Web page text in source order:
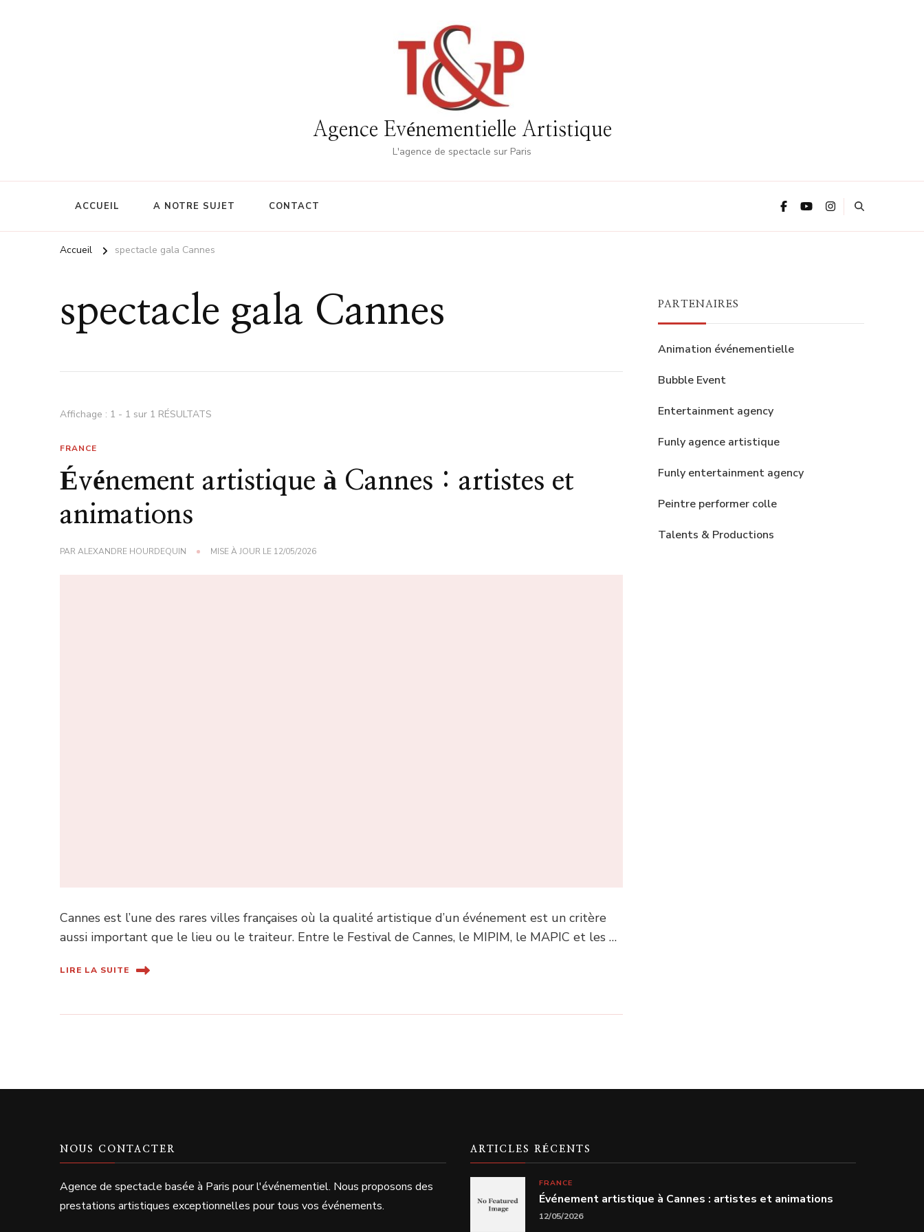
Agence Evénementielle Artistique
L'agence de spectacle sur Paris
ACCUEIL A NOTRE SUJET CONTACT
Accueil spectacle gala Cannes
spectacle gala Cannes
Affichage : 1 - 1 sur 1 RÉSULTATS
FRANCE
Événement artistique à Cannes : artistes et
animations
PARALEXANDRE HOURDEQUIN MISE À JOUR LE 12/05/2026
Cannes est l’une des rares villes françaises où la qualité artistique d’un événement est un critère
aussi important que le lieu ou le traiteur. Entre le Festival de Cannes, le MIPIM, le MAPIC et les …
LIRE LA SUITE
PARTENAIRES
Animation événementielle
Bubble Event
Entertainment agency
Funly agence artistique
Funly entertainment agency
Peintre performer colle
Talents & Productions
NOUS CONTACTER
Agence de spectacle basée à Paris pour l'événementiel. Nous proposons des
prestations artistiques exceptionnelles pour tous vos événements.
ARTICLES RÉCENTS
FRANCE
Événement artistique à Cannes : artistes et animations
12/05/2026